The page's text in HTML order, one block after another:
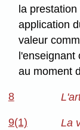
la
application
valeur
l'enseignant
au moment
8
9(1)
La